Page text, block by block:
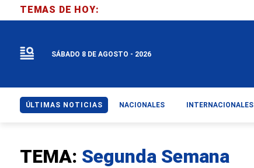
TEMA: Segunda Semana
TEMAS DE HOY:
SÁBADO 8 DE AGOSTO - 2026
ÚLTIMAS NOTICIAS NACIONALES INTERNACIONALES